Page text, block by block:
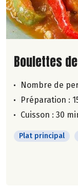
Lire la
Boulettes
Nombre de
Préparation :
Cuisson : 30
Plat principal